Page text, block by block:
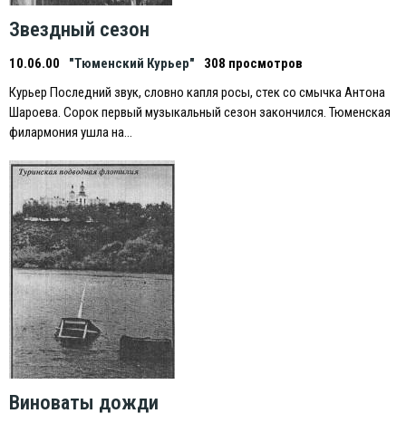
Звездный сезон
10.06.00 "Тюменский Курьер"
308 просмотров
Курьер Последний звук, словно капля росы, стек со смычка Антона
Шароева. Сорок первый музыкальный сезон закончился. Тюменская
филармония ушла на…
Виноваты дожди